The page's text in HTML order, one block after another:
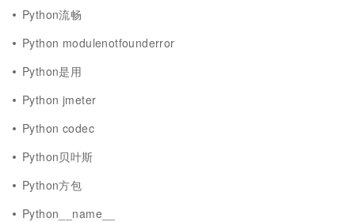
Python流畅
Python modulenotfounderror
Python是用
Python jmeter
Python codec
Python贝叶斯
Python方包
Python__name__